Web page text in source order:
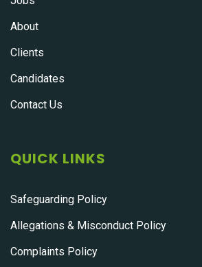
About
Clients
Candidates
Contact Us
QUICK LINKS
Safeguarding Policy
Allegations & Misconduct Policy
Complaints Policy